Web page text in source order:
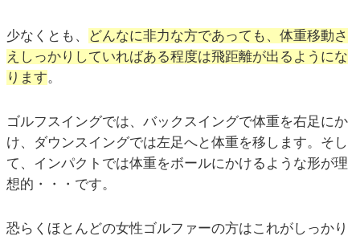
少なくとも、
どんなに非力な方であっても、体重移動さ
えしっかりしていればある程度は飛距離が出るようにな
ります。
ゴルフスイングでは、バックスイングで体重を右足にか
け、ダウンスイングでは左足へと体重を移します。そし
て、インパクトでは体重をボールにかけるような形が理
想的・・・です。
恐らくほとんどの女性ゴルファーの方はこれがしっかり